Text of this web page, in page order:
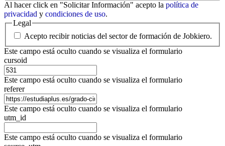
Al hacer click en "Solicitar Información" acepto la política de
privacidad y condiciones de uso.
Legal
Acepto recibir noticias del sector de formación de Jobkiero.
Este campo está oculto cuando se visualiza el formulario
cursoid
Este campo está oculto cuando se visualiza el formulario
referer
Este campo está oculto cuando se visualiza el formulario
utm_id
Este campo está oculto cuando se visualiza el formulario